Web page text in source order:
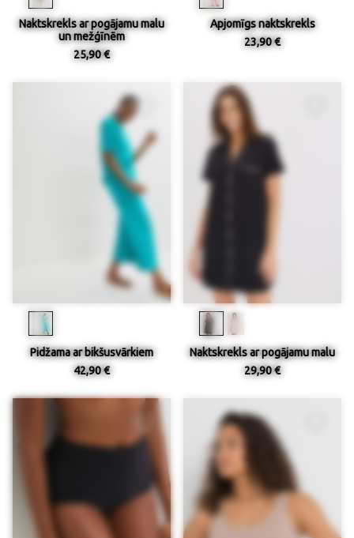
Naktskrekls ar pogājamu malu
un mežģīnēm
25,90 €
Apjomīgs naktskrekls
23,90 €
Pidžama ar bikšusvārkiem
42,90 €
Naktskrekls ar pogājamu malu
29,90 €